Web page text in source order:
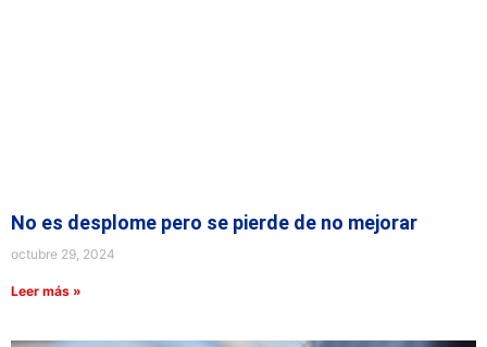
No es desplome pero se pierde de no mejorar
octubre 29, 2024
Leer más »